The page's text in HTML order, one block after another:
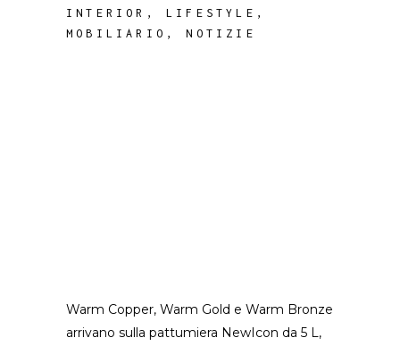
INTERIOR ,LIFESTYLE ,
MOBILIARIO ,NOTIZIE
Warm Copper, Warm Gold e Warm Bronze
arrivano sulla pattumiera NewIcon da 5 L,